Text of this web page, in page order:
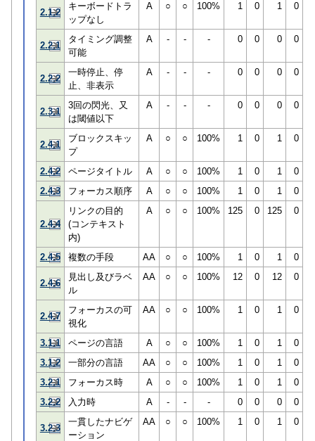
2.1.2
キーボードトラ
ップなし
A ○ ○ 100% 1 0 1 0
2.2.1
タイミング調整
可能
A - - - 0 0 0 0
2.2.2
一時停止、停
止、非表示
A - - - 0 0 0 0
2.3.1
3回の閃光、又
は閾値以下
A - - - 0 0 0 0
2.4.1
ブロックスキッ
プ
A ○ ○ 100% 1 0 1 0
2.4.2 ページタイトル A ○ ○ 100% 1 0 1
0
2.4.3
フォーカス順序 A ○ ○ 100% 1 0 1 0
2.4.4
リンクの目的
(コンテキスト
内)
A ○ ○ 100% 125 0 125 0
2.4.5 複数の手段 AA ○ ○ 100% 1 0 1 0
2.4.6
見出し及びラベ
ル
AA ○ ○ 100% 12 0 12 0
2.4.7
フォーカスの可
視化
AA ○ ○ 100% 1 0 1 0
3.1.1 ページの言語 A ○ ○ 100% 1 0 1
0
3.1.2
一部分の言語 AA ○ ○ 100% 1 0 1
0
3.2.1
フォーカス時 A ○ ○ 100% 1 0 1
0
3.2.2
入力時 A - - - 0 0 0 0
3.2.3
一貫したナビゲ
ーション
AA ○ ○ 100% 1 0 1 0